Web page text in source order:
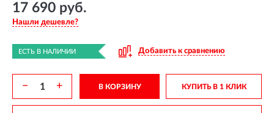
17 690 руб.
Нашли дешевле?
ЕСТЬ В НАЛИЧИИ Добавить к сравнению
− + В КОРЗИНУ КУПИТЬ В 1 КЛИК